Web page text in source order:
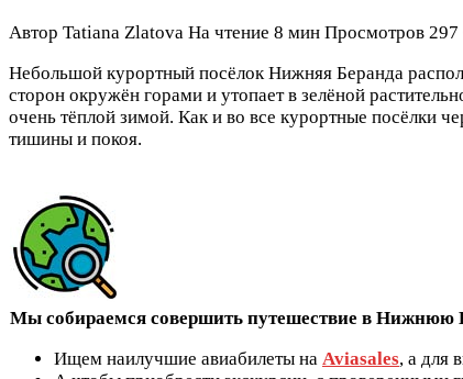
Автор Tatiana Zlatova На чтение 8 мин Просмотров 297
Небольшой курортный посёлок Нижняя Беранда
сторон окружён горами и утопает в зелёной
очень тёплой зимой. Как и во все курортные посёлки
тишины и покоя.
Мы собираемся совершить путешествие в Нижнюю
Ищем наилучшие авиабилеты на Aviasales, а для